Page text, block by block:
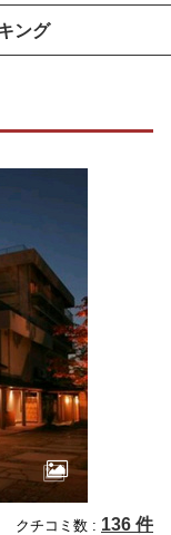
ング
クチコミ数 : 136 件